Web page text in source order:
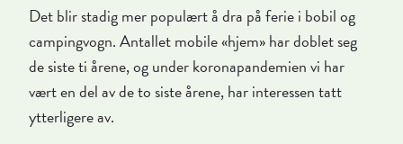
Det blir stadig mer populært å dra på ferie i bobil og
campingvogn. Antallet mobile «hjem» har doblet seg
de siste ti årene, og under koronapandemien vi har
vært en del av de to siste årene, har interessen tatt
ytterligere av.